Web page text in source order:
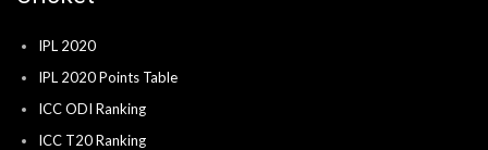
IPL 2020
IPL 2020 Points Table
ICC ODI Ranking
ICC T20 Ranking